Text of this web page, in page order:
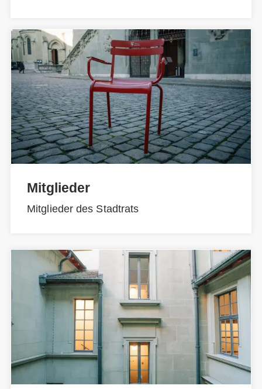
Mitglieder
Mitglieder des Stadtrats